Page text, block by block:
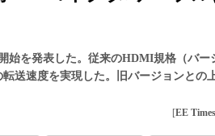
電源設計（EDN Japan）
よう
始を発表した。従来のHDMI規格（バー
送速度を実現した。旧バージョンとの
[EE